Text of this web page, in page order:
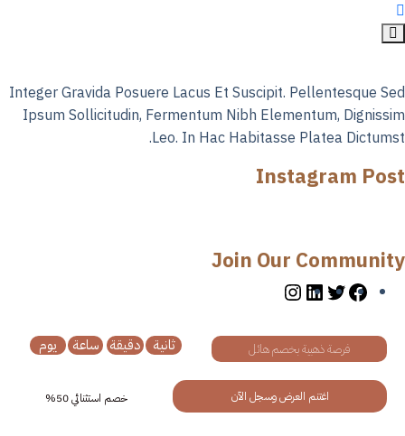
Integer Gravida Posuere Lacus Et Suscipit. Pellentesque
Ipsum Sollicitudin, Fermentum Nibh Elementum,
Leo. In Hac Habitasse Platea
Instagram
Join Our
فرصة ذهبية بخصم هائل يوم ساعة دقيقة ثانية
اغتنم العرض وسجل الآن خصم استثنائي 50%